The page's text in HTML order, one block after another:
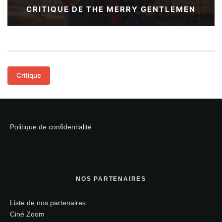
CRITIQUE DE THE MERRY GENTLEMEN
Critique
Politique de confidentialité
NOS PARTENAIRES
Liste de nos partenaires
Ciné Zoom